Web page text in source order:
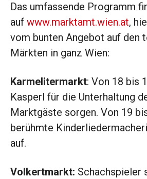
Das umfassende Programm
auf www.marktamt.wien.at,
vom bunten Angebot auf den
Märkten in ganz Wien:
Karmelitermarkt: Von 18 bis
Kasperl für die Unterhaltung
Marktgäste sorgen. Von 19
berühmte
auf.
Volkertmarkt: Schachspieler